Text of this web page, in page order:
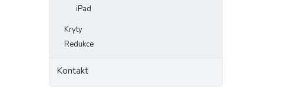
iPad
Kryty
Redukce
Kontakt